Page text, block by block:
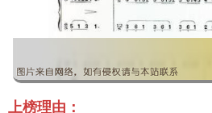
上榜理由：